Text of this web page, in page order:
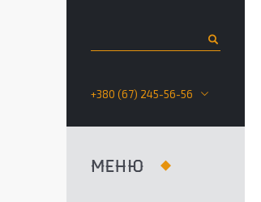
+380 (67) 245-56-56